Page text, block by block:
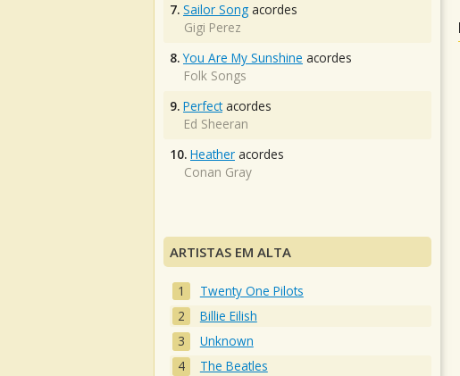
7. Sailor Song acordes
Gigi Perez
8. You Are My Sunshine acordes
Folk Songs
9. Perfectacordes
Ed Sheeran
10. Heather acordes
Conan Gray
ARTISTAS EM ALTA
Twenty One Pilots
Billie Eilish
Unknown
The Beatles